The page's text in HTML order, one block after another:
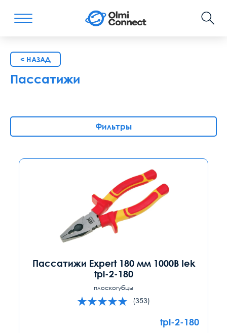
< НАЗАД
Пассатижи
Фильтры
Пассатижи Expert 180 мм 1000В Iek
tpl-2-180
плоскогубцы
(353)
tpl-2-180